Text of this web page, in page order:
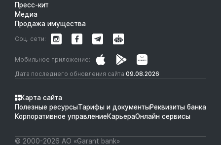
Пресс-кит
Медиа
Продажа имущества
Дата последнего обновления сайта 09.08.2026
Мобильное приложение:
Соц. сети:
Карта сайта
Полезные ресурсыТарифы и документыРеквизиты банка
Корпоративное управлениеКарьераОнлайн сервисы
© 2000-2026 АО «Garant bank»